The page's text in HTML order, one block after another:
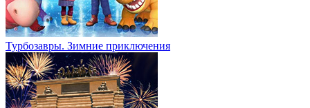
Турбозавры. Зимние приключения